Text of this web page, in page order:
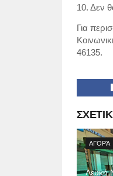
10. Δεν
Για
46135.
ΑΓΟΡΆ
Λευκή